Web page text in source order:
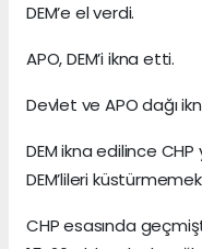
DEM’e el verdi.
APO, DEM’i ikna etti.
Devlet ve APO dağı
DEM ikna edilince
DEM’lileri
CHP esasında